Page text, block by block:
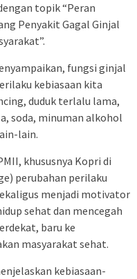
topik “Peran
Penyakit Gagal Ginjal
fungsi ginjal
kebiasaan kita
duduk terlalu lama,
soda, minuman alkohol
lain.
khususnya Kopri di
perubahan perilaku
menjadi motivator
sehat dan mencegah
baru ke
masyarakat sehat.
kebiasaan-